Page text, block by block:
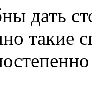
дать
такие